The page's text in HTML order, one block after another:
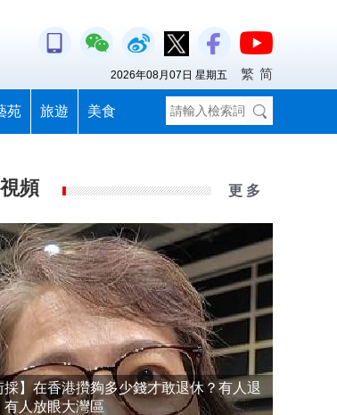
苑 旅遊 美食
2026年08月07日 星期五 繁 简
視頻 更 多
採】在香港攢夠多少錢才敢退休？有人退
有人放眼大灣區